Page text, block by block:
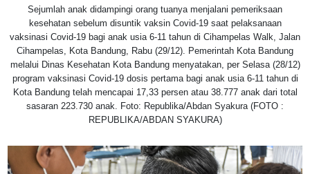
Sejumlah anak didampingi orang tuanya menjalani pemeriksaan
kesehatan sebelum disuntik vaksin Covid-19 saat pelaksanaan
vaksinasi Covid-19 bagi anak usia 6-11 tahun di Cihampelas Walk, Jalan
Cihampelas, Kota Bandung, Rabu (29/12). Pemerintah Kota Bandung
melalui Dinas Kesehatan Kota Bandung menyatakan, per Selasa (28/12)
program vaksinasi Covid-19 dosis pertama bagi anak usia 6-11 tahun di
Kota Bandung telah mencapai 17,33 persen atau 38.777 anak dari total
sasaran 223.730 anak. Foto: Republika/Abdan Syakura (FOTO :
REPUBLIKA/ABDAN SYAKURA)